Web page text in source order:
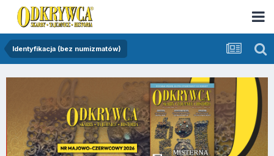
Identyfikacja (bez numizmatów)